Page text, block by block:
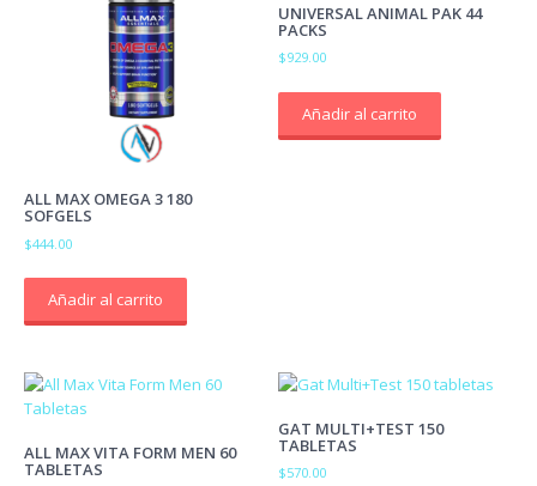
ALL MAX OMEGA 3 180
SOFGELS
$444.00
Añadir al carrito
UNIVERSAL ANIMAL PAK 44
PACKS
$929.00
Añadir al carrito
ALL MAX VITA FORM MEN 60
TABLETAS
GAT MULTI+TEST 150
TABLETAS
$570.00